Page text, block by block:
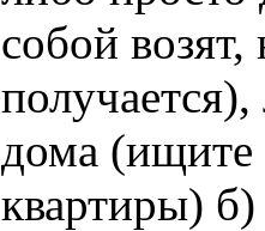
собой
дома (ищите
квартиры)